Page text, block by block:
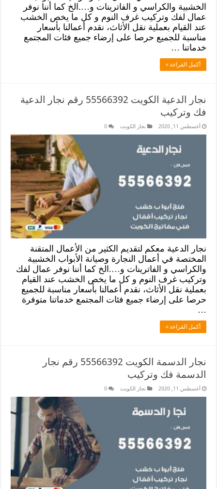
الخشبية والكراسي و الفاترينات و….الخ كما أننا نوفر
عمال لفك وتركيب غرف النوم و كل ما يخص الخشب
عند القيام بعملية نقل الأثاث، نقدم أعمالنا بأسعار
مناسبة للجميع حرصا على إرضاء جميع فئات المجتمع
خدماتنا …
أكمل القراءة »
نجار الدعية الكويت 55566392 رقم نجار الدعية
فك وتركيب
أغسطس 11, 2020 نجار الكويت 0
نجار الدعية معكم لتقديم الكثير من الأعمال المتقنة
المختصة في أعمال النجارة وصيانة الأبواب الخشبية
والكراسي و الفاترينات و….الخ كما أننا نوفر عمال لفك
وتركيب غرف النوم و كل ما يخص الخشب عند القيام
بعملية نقل الأثاث، نقدم أعمالنا بأسعار مناسبة للجميع
حرصا على إرضاء جميع فئات المجتمع خدماتنا متوفرة
…
أكمل القراءة »
نجار الدسمة الكويت 55566392 رقم نجار
الدسمة فك وتركيب
أغسطس 11, 2020 نجار الكويت 0